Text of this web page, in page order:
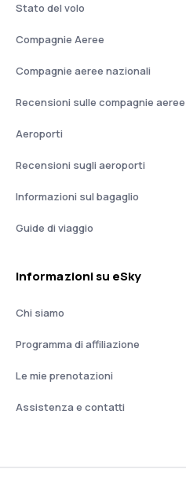
Stato del volo
Compagnie Aeree
Compagnie aeree nazionali
Recensioni sulle compagnie aeree
Aeroporti
Recensioni sugli aeroporti
Informazioni sul bagaglio
Guide di viaggio
Informazioni su eSky
Chi siamo
Programma di affiliazione
Le mie prenotazioni
Assistenza e contatti